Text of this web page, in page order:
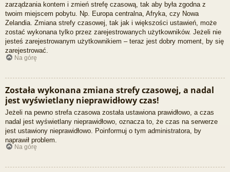
zarządzania kontem i zmień strefę czasową, tak aby była zgodna z
twoim miejscem pobytu. Np. Europa centralna, Afryka, czy Nowa
Zelandia. Zmiana strefy czasowej, tak jak i większości ustawień, może
zostać wykonana tylko przez zarejestrowanych użytkowników. Jeżeli nie
jesteś zarejestrowanym użytkownikiem – teraz jest dobry moment, by się
zarejestrować.
Na górę
Została wykonana zmiana strefy czasowej, a nadal
jest wyświetlany nieprawidłowy czas!
Jeżeli na pewno strefa czasowa została ustawiona prawidłowo, a czas
nadal jest wyświetlany nieprawidłowo, oznacza to, że czas na serwerze
jest ustawiony nieprawidłowo. Poinformuj o tym administratora, by
naprawił problem.
Na górę